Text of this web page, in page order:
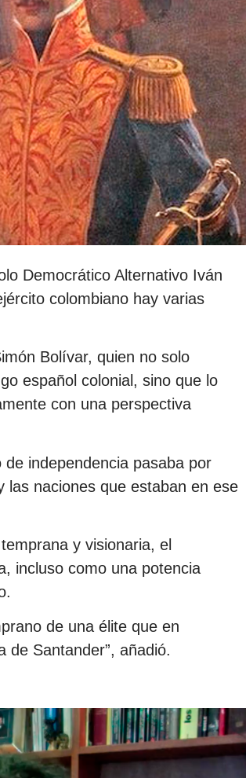
Democrático Alternativo Iván
colombiano hay varias
Bolívar, quien no solo
español colonial, sino que lo
con una perspectiva
independencia pasaba por
las naciones que estaban en ese
y visionaria, el
incluso como una potencia
de una élite que en
de Santander”, añadió.